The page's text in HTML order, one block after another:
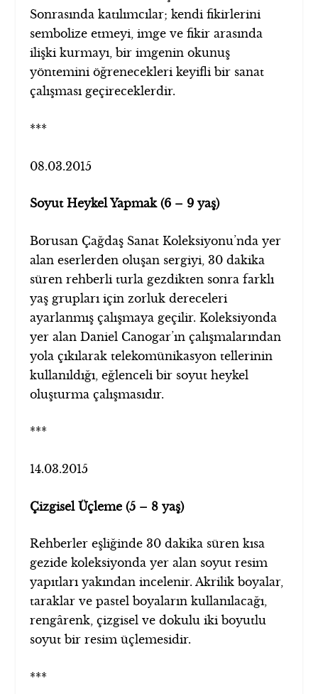
Sonrasında katılımcılar; kendi fikirlerini
sembolize etmeyi, imge ve fikir arasında
ilişki kurmayı, bir imgenin okunuş
yöntemini öğrenecekleri keyifli bir sanat
çalışması geçireceklerdir.
***
08.03.2015
Soyut Heykel Yapmak (6 – 9 yaş)
Borusan Çağdaş Sanat Koleksiyonu’nda yer
alan eserlerden oluşan sergiyi, 30 dakika
süren rehberli turla gezdikten sonra farklı
yaş grupları için zorluk dereceleri
ayarlanmış çalışmaya geçilir. Koleksiyonda
yer alan Daniel Canogar’ın çalışmalarından
yola çıkılarak telekomünikasyon tellerinin
kullanıldığı, eğlenceli bir soyut heykel
oluşturma çalışmasıdır.
***
14.03.2015
Çizgisel Üçleme (5 – 8 yaş)
Rehberler eşliğinde 30 dakika süren kısa
gezide koleksiyonda yer alan soyut resim
yapıtları yakından incelenir. Akrilik boyalar,
taraklar ve pastel boyaların kullanılacağı,
rengârenk, çizgisel ve dokulu iki boyutlu
soyut bir resim üçlemesidir.
***